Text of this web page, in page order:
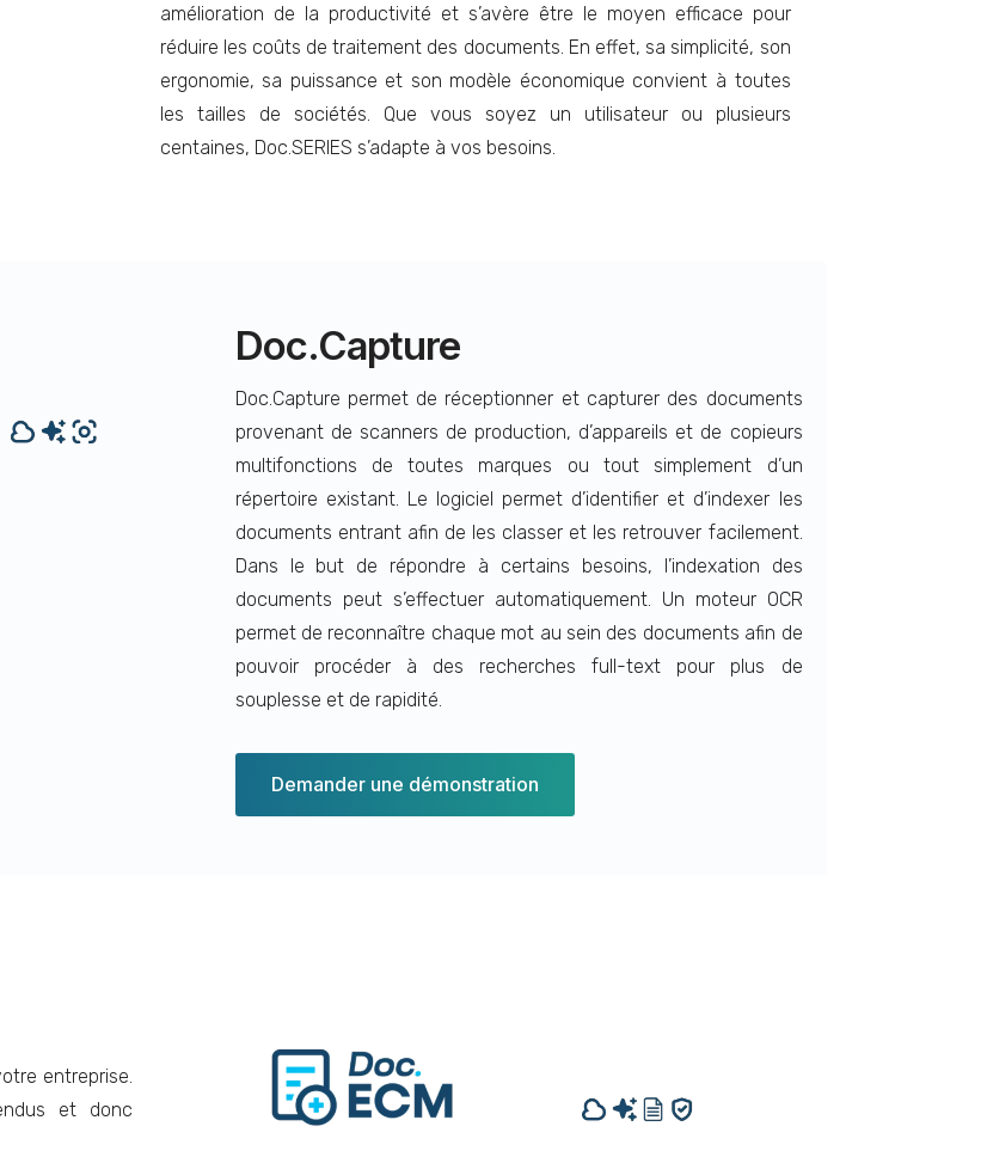
amélioration de la productivité et s’avère être le moyen efficace pour
réduire les coûts de traitement des documents. En effet, sa simplicité, son
ergonomie, sa puissance et son modèle économique convient à toutes
les tailles de sociétés. Que vous soyez un utilisateur ou plusieurs
centaines, Doc.SERIES s’adapte à vos besoins.
Doc.Capture
Doc.Capture permet de réceptionner et capturer des documents
provenant de scanners de production, d’appareils et de copieurs
multifonctions de toutes marques ou tout simplement d’un
répertoire existant. Le logiciel permet d’identifier et d’indexer les
documents entrant afin de les classer et les retrouver facilement.
Dans le but de répondre à certains besoins, l’indexation des
documents peut s’effectuer automatiquement. Un moteur OCR
permet de reconnaître chaque mot au sein des documents afin de
pouvoir procéder à des recherches full-text pour plus de
souplesse et de rapidité.
Demander une démonstration
entreprise.
et donc